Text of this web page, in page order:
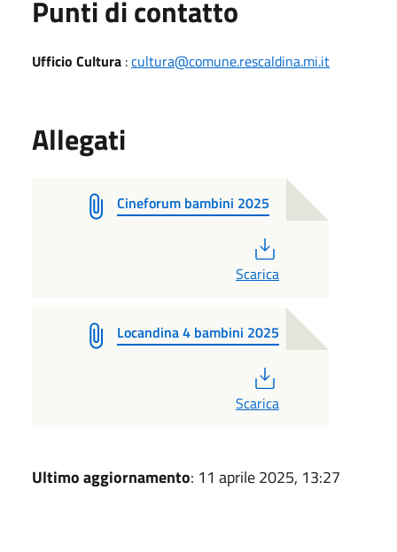
Punti di contatto
Ufficio Cultura :cultura@comune.rescaldina.mi.it
Allegati
Cineforum bambini 2025
Scarica
Locandina 4 bambini 2025
Scarica
Ultimo aggiornamento: 11 aprile 2025, 13:27